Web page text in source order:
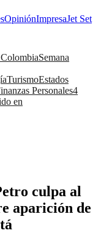
OpiniónImpresaJet Set
Semana
TurismoEstados
Personales4
en
culpa al
aparición de